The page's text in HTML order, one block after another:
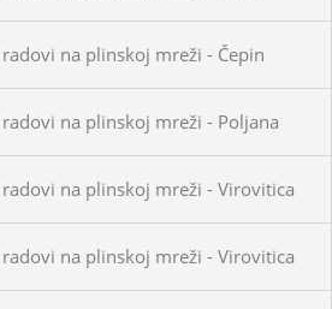
na plinskoj mreži - Čepin
na plinskoj mreži - Poljana
na plinskoj mreži - Virovitica
na plinskoj mreži - Virovitica